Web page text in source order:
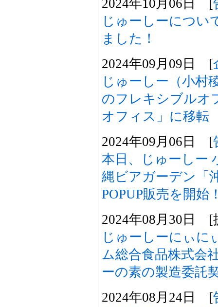
2024年10月06日 [
じゅーしーについ
ました！
2024年09月09日 [
じゅーしー（小村
のフレキシブルオ
オフィス」に移転
2024年09月06日 [
本日、じゅーしー
縄ビアガーデン「
POPUP販売を開始
2024年08月30日 [
じゅーしーにぃに
ム総合食品株式会
ーの素の製造委託
2024年08月24日 [